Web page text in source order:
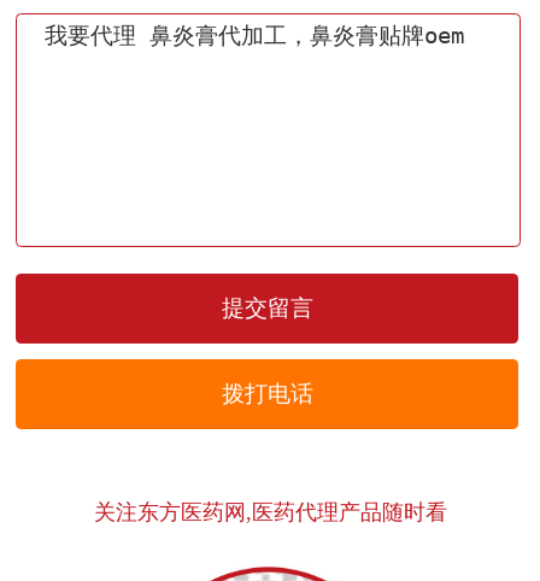
拨打电话
关注东方医药网,医药代理产品随时看